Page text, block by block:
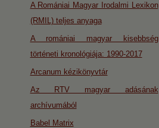
A Romániai Magyar Irodalmi Lexikon
(RMIL) teljes anyaga
A romániai magyar kisebbség
történeti kronológiája: 1990-2017
Arcanum kézikönyvtár
Az RTV magyar adásának
archívumából
Babel Matrix